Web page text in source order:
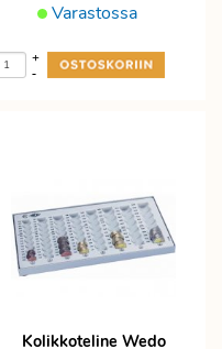
Varastossa
-
+
Kolikkoteline Wedo